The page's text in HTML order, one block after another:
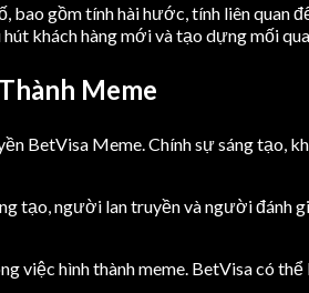
gồm tính hài hước, tính liên quan
khách hàng mới và tạo dựng mối
Meme
BetVisa Meme. Chính sự sáng
tạo, người lan truyền và người đánh
hình thành meme. BetVisa có